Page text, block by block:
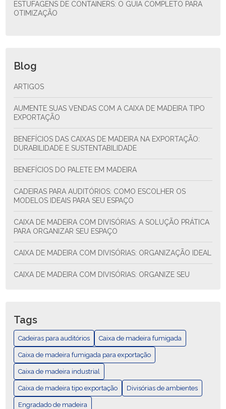
ESTUFAGENS DE CONTAINERS: O GUIA COMPLETO PARA
OTIMIZAÇÃO
Blog
ARTIGOS
AUMENTE SUAS VENDAS COM A CAIXA DE MADEIRA TIPO
EXPORTAÇÃO
BENEFÍCIOS DAS CAIXAS DE MADEIRA NA EXPORTAÇÃO:
DURABILIDADE E SUSTENTABILIDADE
BENEFÍCIOS DO PALETE EM MADEIRA
CADEIRAS PARA AUDITÓRIOS: COMO ESCOLHER OS
MODELOS IDEAIS PARA SEU ESPAÇO
CAIXA DE MADEIRA COM DIVISÓRIAS: A SOLUÇÃO PRÁTICA
PARA ORGANIZAR SEU ESPAÇO
CAIXA DE MADEIRA COM DIVISÓRIAS: ORGANIZAÇÃO IDEAL
CAIXA DE MADEIRA COM DIVISÓRIAS: ORGANIZE SEU
PARA ORGANIZAR SEU ESPAÇO
CAIXA DE MADEIRA EXPORTAÇÃO: COMO ESCOLHER E AS
MELHORES PRÁTICAS
CAIXA DE MADEIRA EXPORTAÇÃO: GUÍA COMPLETA
CAIXA DE MADEIRA FUMIGADA PARA EXPORTAÇÃO
Tags
Cadeiras para auditórios Caixa de madeira fumigada
Caixa de madeira fumigada para exportação
Caixa de madeira industrial
Caixa de madeira tipo exportação Divisórias de ambientes
Engradado de madeira